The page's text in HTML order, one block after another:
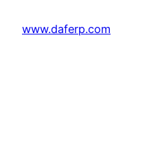
www.daferp.com